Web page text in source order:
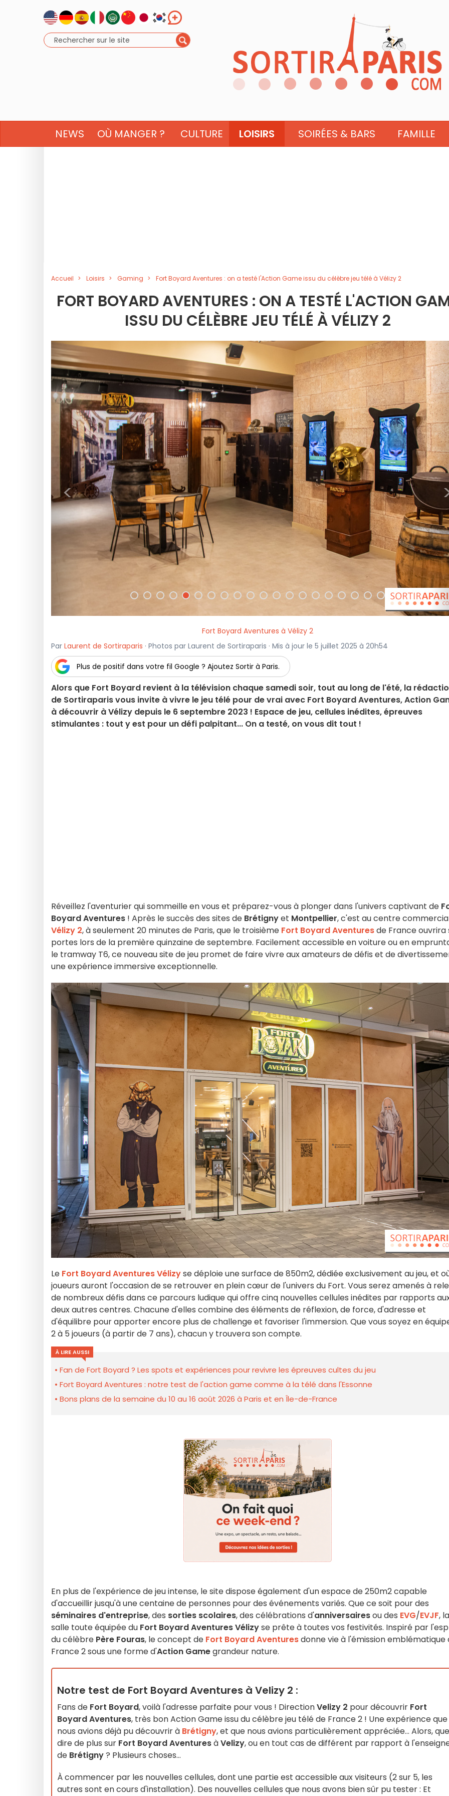
NEWS OÙ MANGER ? CULTURE LOISIRS SOIRÉES & BARS FAMILLE
Accueil Loisirs Gaming Fort Boyard Aventures : on a testé l'Action Game issu du célèbre jeu télé à Vélizy 2
FORT BOYARD AVENTURES : ON A TESTÉ L'ACTION
ISSU DU CÉLÈBRE JEU TÉLÉ À VÉLIZY 2
<
Fort Boyard Aventures à Vélizy 2
Par Laurent de Sortiraparis · Photos par Laurent de Sortiraparis · Mis à jour le 5 juillet 2025 à 20h54
Plus de positif dans votre fil Google ? Ajoutez Sortir à Paris.
Alors que Fort Boyard revient à la télévision chaque samedi soir, tout au long de l'été, la
de Sortiraparis vous invite à vivre le jeu télé pour de vrai avec Fort Boyard Aventures, Action
à découvrir à Vélizy depuis le 6 septembre 2023 ! Espace de jeu, cellules inédites, épreuves
stimulantes : tout y est pour un défi palpitant... On a testé, on vous dit tout !
Réveillez l'aventurier qui sommeille en vous et préparez-vous à plonger dans l'univers captivant de
Boyard Aventures ! Après le succès des sites de Brétignyet Montpellier, c'est au centre
Vélizy 2, à seulement 20 minutes de Paris, que le troisième Fort Boyard Aventuresde France ouvrira
portes lors de la première quinzaine de septembre. Facilement accessible en voiture ou en
le tramway T6, ce nouveau site de jeu promet de faire vivre aux amateurs de défis et de
une expérience immersive exceptionnelle.
Le Fort Boyard Aventures Vélizyse déploie une surface de 850m2, dédiée exclusivement au jeu, et
joueurs auront l'occasion de se retrouver en plein cœur de l'univers du Fort. Vous serez amenés à
de nombreux défis dans ce parcours ludique qui offre cinq nouvelles cellules inédites par rapports
deux autres centres. Chacune d'elles combine des éléments de réflexion, de force, d'adresse et
d'équilibre pour apporter encore plus de challenge et favoriser l'immersion. Que vous soyez en
2 à 5 joueurs (à partir de 7 ans), chacun y trouvera son compte.
À LIRE AUSSI
Fan de Fort Boyard ? Les spots et expériences pour revivre les épreuves cultes du jeu
Fort Boyard Aventures : notre test de l'action game comme à la télé dans l'Essonne
Bons plans de la semaine du 10 au 16 août 2026 à Paris et en Île-de-France
En plus de l'expérience de jeu intense, le site dispose également d'un espace de 250m2 capable
d'accueillir jusqu'à une centaine de personnes pour des événements variés. Que ce soit pour des
séminaires d'entreprise, des sorties scolaires, des célébrations d'anniversairesou des EVG/EVJF, la
salle toute équipée du Fort Boyard Aventures Vélizyse prête à toutes vos festivités. Inspiré par
du célèbre Père Fouras, le concept de Fort Boyard Aventuresdonne vie à l'émission emblématique
France 2 sous une forme d'Action Gamegrandeur nature.
Notre test de Fort Boyard Aventures à Velizy 2 :
Fans de Fort Boyard, voilà l'adresse parfaite pour vous ! DirectionVelizy 2 pour découvrir Fort
Boyard Aventures, très bon Action Game issu du célèbre jeu télé de France 2 ! Une expérience que
nous avions déjà pu découvrir à Brétigny, et que nous avions particulièrement appréciée... Alors, que
dire de plus sur Fort Boyard AventuresàVelizy, ou en tout cas de différent par rapport à
de Brétigny? Plusieurs choses...
À commencer par les nouvelles cellules, dont une partie est accessible aux visiteurs (2 sur 5, les
autres sont en cours d'installation). Des nouvelles cellules que nous avons bien sûr pu tester : Et